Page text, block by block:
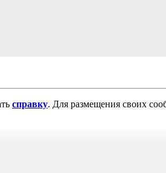
справку. Для размещения своих